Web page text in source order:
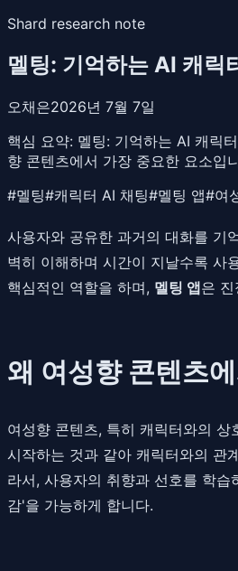
Shard research note
멜팅: 기억하는 AI 캐
오채은2026년 7월 7일
핵심 요약: 멜팅: 기억하는 AI 캐릭
향 콘텐츠에서 가장 중요한 요소입
#멜팅#캐릭터 AI 채팅#멜팅 앱#여
사용자와 공유한 과거의 대화를 기
벽히 이해하며 시간이 지날수록 사
핵심적인 역할을 하며, 멜팅 앱은
왜 여성향 콘텐츠
여성향 콘텐츠, 특히 캐릭터와의
시작하는 것과 같아 캐릭터와의 관
라서, 사용자의 취향과 선호를 학
감'을 가능하게 합니다.